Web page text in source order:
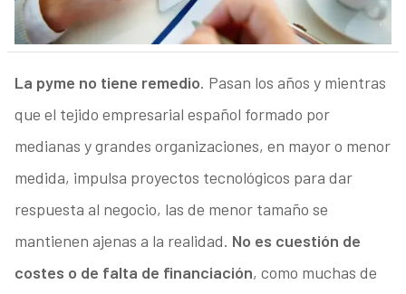
La pyme no tiene remedio. Pasan los años y mientras
que el tejido empresarial español formado por
medianas y grandes organizaciones, en mayor o menor
medida, impulsa proyectos tecnológicos para dar
respuesta al negocio, las de menor tamaño se
mantienen ajenas a la realidad. No es cuestión de
costes o de falta de financiación, como muchas de